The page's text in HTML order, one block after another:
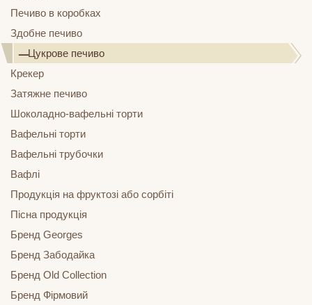
Печиво в коробках
Здобне печиво
Цукрове печиво
Крекер
Затяжне печиво
Шоколадно-вафельні торти
Вафельні торти
Вафельні трубочки
Вафлі
Продукція на фруктозі або сорбіті
Пісна продукція
Бренд Georges
Бренд Забодайка
Бренд Old Collection
Бренд Фірмовий